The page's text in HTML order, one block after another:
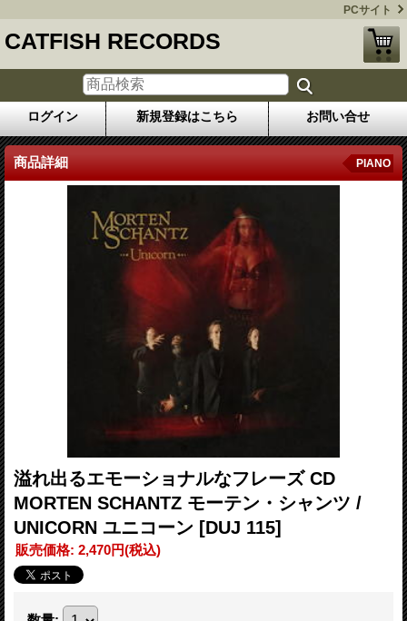
PCサイト
CATFISH RECORDS
ログイン 新規登録はこちら お問い合せ
商品詳細 PIANO
溢れ出るエモーショナルなフレーズ CD
MORTEN SCHANTZ モーテン・シャンツ /
UNICORN ユニコーン [DUJ 115]
販売価格: 2,470円(税込)